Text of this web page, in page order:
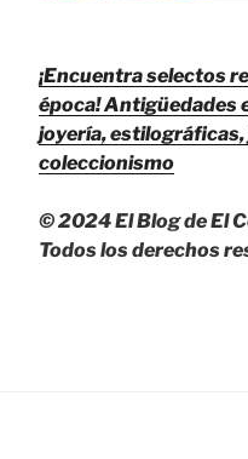
¡Encuentra selectos
época!Antigüedades
joyería,
coleccionismo
© 2024 El Blog de El
Todos los derechos